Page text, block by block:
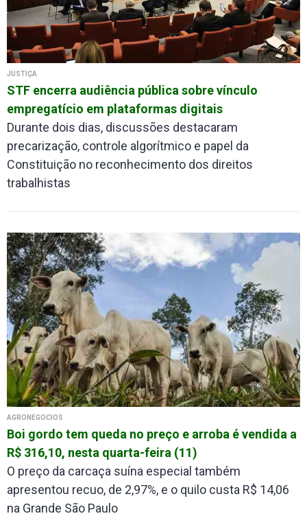
JUSTIÇA
STF encerra audiência pública sobre vínculo
empregatício em plataformas digitais
Durante dois dias, discussões destacaram
precarização, controle algorítmico e papel da
Constituição no reconhecimento dos direitos
trabalhistas
AGRONEGÓCIOS
Boi gordo tem queda no preço e arroba é vendida a
R$ 316,10, nesta quarta-feira (11)
O preço da carcaça suína especial também
apresentou recuo, de 2,97%, e o quilo custa R$ 14,06
na Grande São Paulo